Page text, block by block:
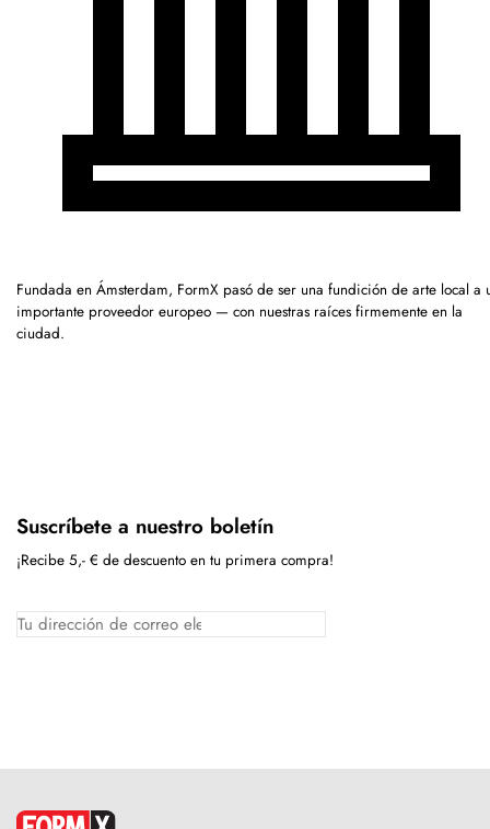
Fundada en Ámsterdam, FormX pasó de ser una fundición de arte local a
importante proveedor europeo — con nuestras raíces firmemente en la
ciudad.
Suscríbete a nuestro boletín
¡Recibe 5,- € de descuento en tu primera compra!